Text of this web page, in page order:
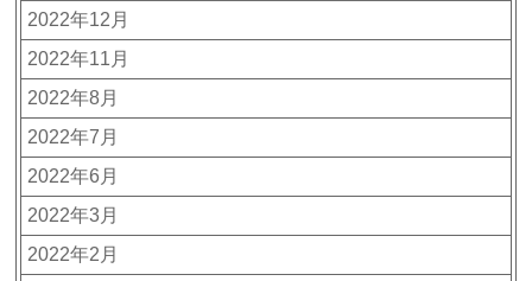
2022年12月
2022年11月
2022年8月
2022年7月
2022年6月
2022年3月
2022年2月